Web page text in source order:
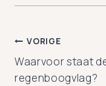
Bericht
navigatie
VORIGE
Waarvoor staat
regenboogvlag?